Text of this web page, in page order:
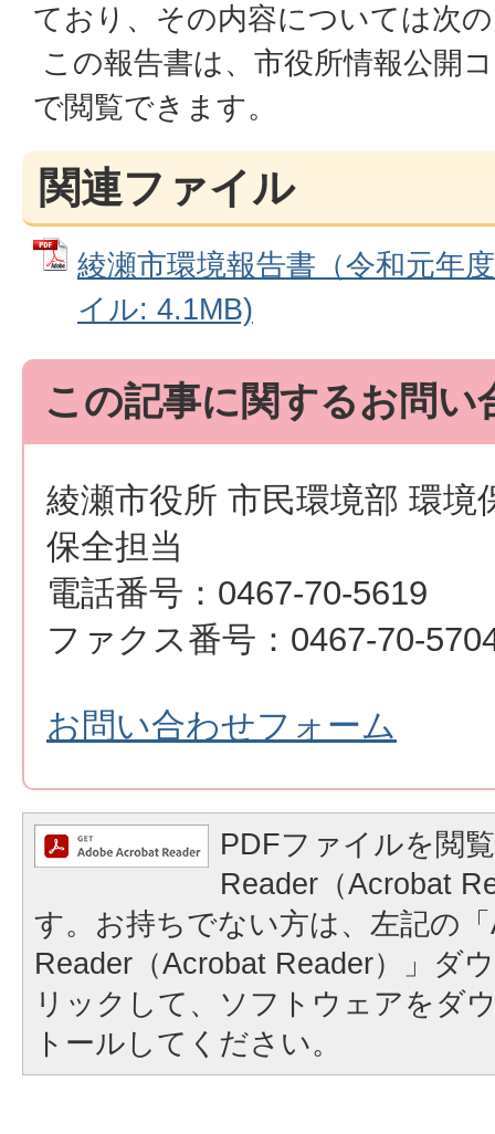
ており、その内容については次
この報告書は、市役所情報公開
で閲覧できます。
関連ファイル
綾瀬市環境報告書（令和元年
イル: 4.1MB)
この記事に関するお問い
綾瀬市役所 市民環境部 環境
保全担当
電話番号：0467-70-5619
ファクス番号：0467-70-
お問い合わせフォーム
PDFファイルを閲
Reader（Acrobat
す。お持ちでない方は、左記の
Reader（Acrobat Reader）」ダ
リックして、ソフトウェアをダ
トールしてください。